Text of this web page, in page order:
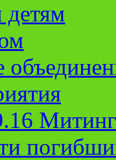
детям